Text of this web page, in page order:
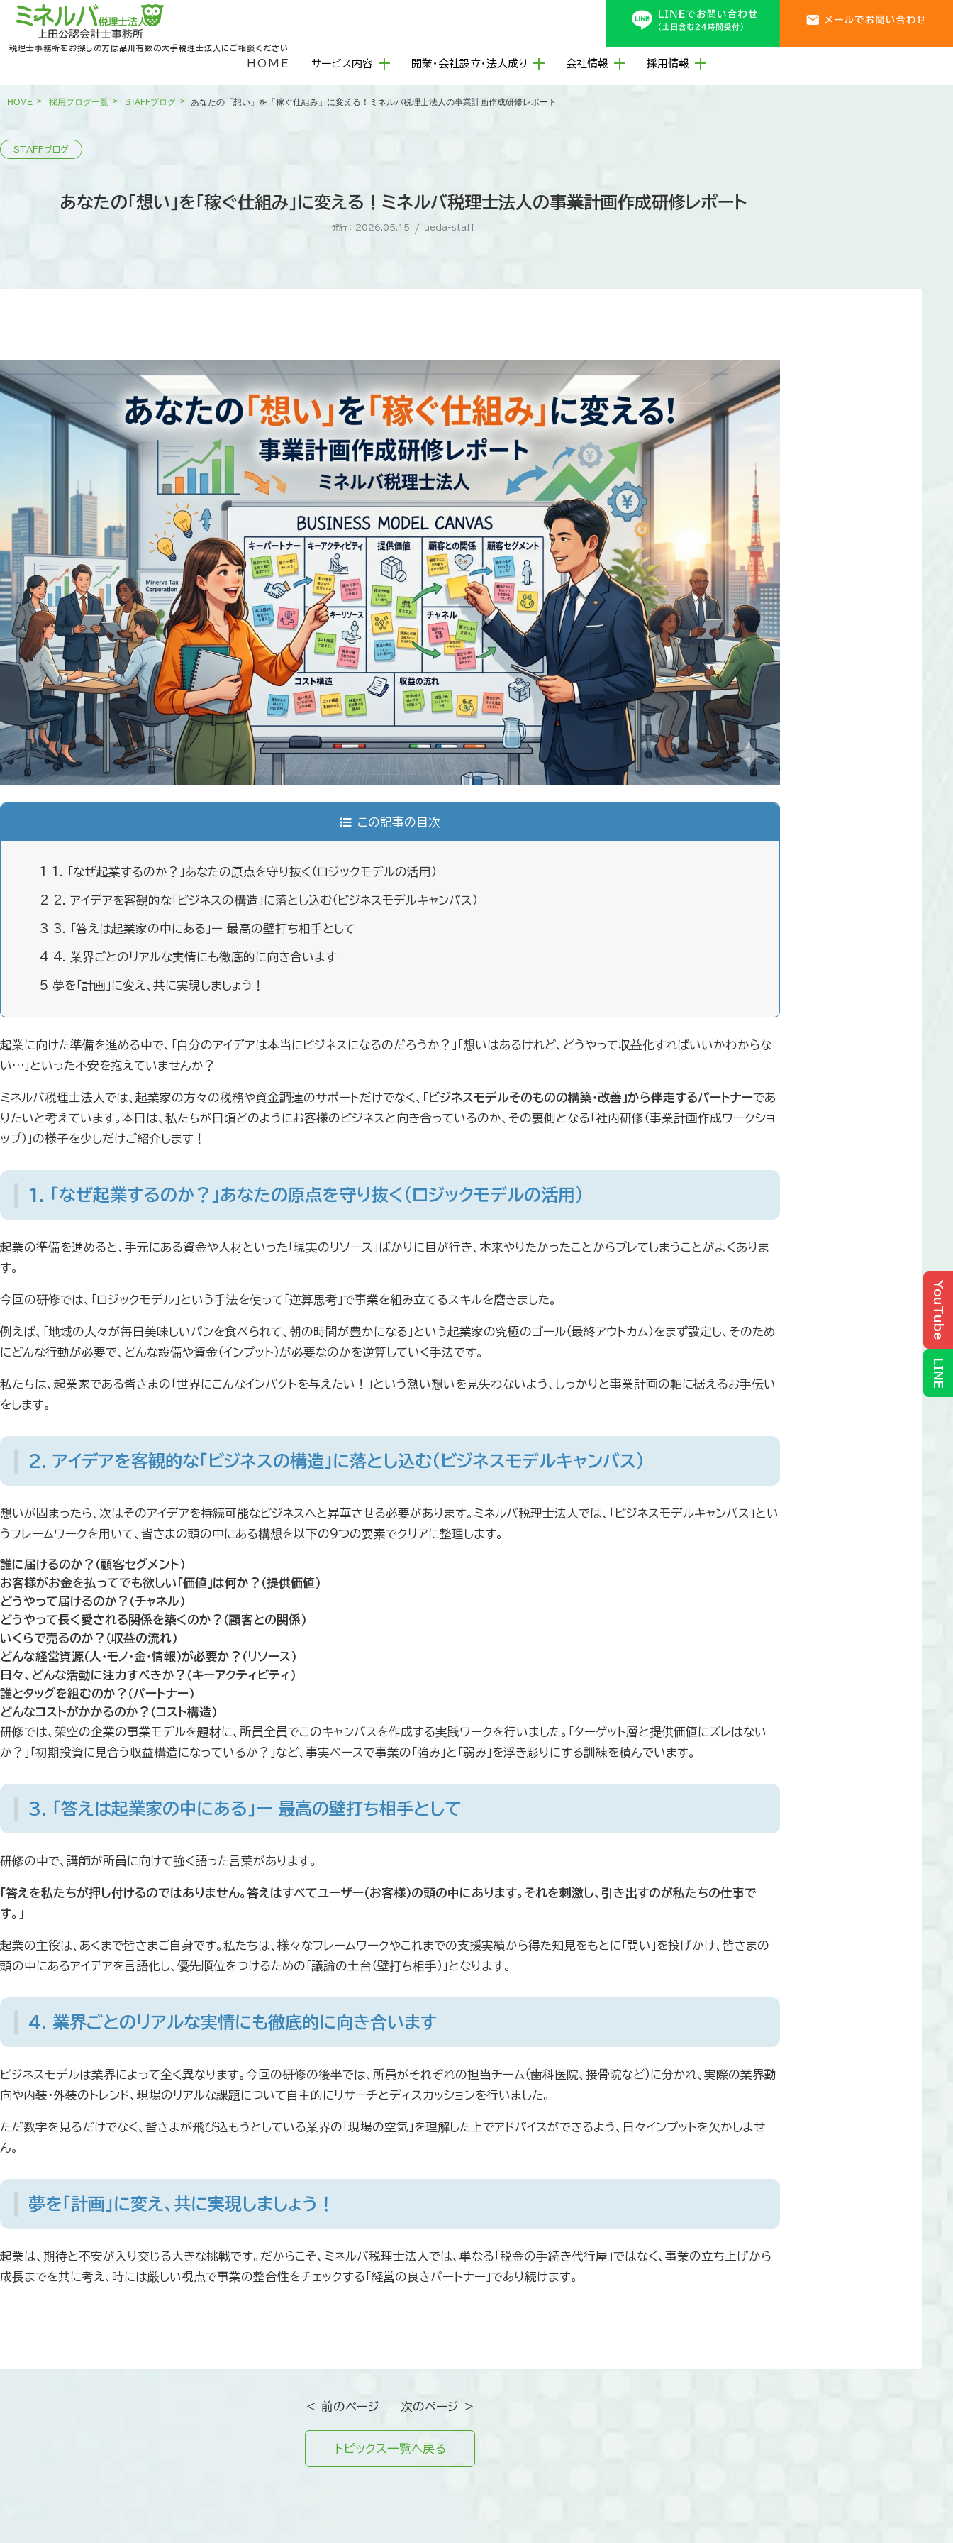
税理士事務所をお探しの方は品川有数の大手税理士法人にご相談ください
HOME サービス内容 開業・会社設立・法人成り 会社情報 採用情報
HOME 採用ブログ一覧 STAFFブログ あなたの「想い」を「稼ぐ仕組み」に変える！ミネルバ税理士法人の事業計画作成研修レポート
あなたの「想い」を「稼ぐ仕組み」に変える！ミネルバ税理士法人の事業計画作成研修レポート
発行： 2026.05.15 /ueda-staff
この記事の目次
1 1. 「なぜ起業するのか？」あなたの原点を守り抜く（ロジックモデルの活用）
2 2. アイデアを客観的な「ビジネスの構造」に落とし込む（ビジネスモデルキャンバス）
3 3. 「答えは起業家の中にある」ー 最高の壁打ち相手として
4 4. 業界ごとのリアルな実情にも徹底的に向き合います
5 夢を「計画」に変え、共に実現しましょう！
起業に向けた準備を進める中で、「自分のアイデアは本当にビジネスになるのだろうか？」「想いはあるけれど、どうやって収益化すればいいかわからな
い…」といった不安を抱えていませんか？
ミネルバ税理士法人では、起業家の方々の税務や資金調達のサポートだけでなく、 「ビジネスモデルそのものの構築・改善」から伴走するパートナーであ
りたいと考えています。本日は、私たちが日頃どのようにお客様のビジネスと向き合っているのか、その裏側となる「社内研修（事業計画作成ワークショ
ップ）」の様子を少しだけご紹介します！
1. 「なぜ起業するのか？」あなたの原点を守り抜く（ロジックモデルの活用）
起業の準備を進めると、手元にある資金や人材といった「現実のリソース」ばかりに目が行き、本来やりたかったことからブレてしまうことがよくありま
す。
今回の研修では、「ロジックモデル」という手法を使って「逆算思考」で事業を組み立てるスキルを磨きました。
例えば、「地域の人々が毎日美味しいパンを食べられて、朝の時間が豊かになる」という起業家の究極のゴール（最終アウトカム）をまず設定し、そのため
にどんな行動が必要で、どんな設備や資金（インプット）が必要なのかを逆算していく手法です。
私たちは、起業家である皆さまの「世界にこんなインパクトを与えたい！」という熱い想いを見失わないよう、しっかりと事業計画の軸に据えるお手伝い
をします。
2. アイデアを客観的な「ビジネスの構造」に落とし込む（ビジネスモデルキャンバス）
想いが固まったら、次はそのアイデアを持続可能なビジネスへと昇華させる必要があります。ミネルバ税理士法人では、「ビジネスモデルキャンバス」とい
うフレームワークを用いて、皆さまの頭の中にある構想を以下の9つの要素でクリアに整理します。
誰に届けるのか？（顧客セグメント）
お客様がお金を払ってでも欲しい「価値」は何か？（提供価値）
どうやって届けるのか？（チャネル）
どうやって長く愛される関係を築くのか？（顧客との関係）
いくらで売るのか？（収益の流れ）
どんな経営資源（人・モノ・金・情報）が必要か？（リソース）
日々、どんな活動に注力すべきか？（キーアクティビティ）
誰とタッグを組むのか？（パートナー）
どんなコストがかかるのか？（コスト構造）
研修では、架空の企業の事業モデルを題材に、所員全員でこのキャンバスを作成する実践ワークを行いました。「ターゲット層と提供価値にズレはない
か？」「初期投資に見合う収益構造になっているか？」など、事実ベースで事業の「強み」と「弱み」を浮き彫りにする訓練を積んでいます。
3. 「答えは起業家の中にある」ー 最高の壁打ち相手として
研修の中で、講師が所員に向けて強く語った言葉があります。
「答えを私たちが押し付けるのではありません。答えはすべてユーザー（お客様）の頭の中にあります。それを刺激し、引き出すのが私たちの仕事で
す。」
起業の主役は、あくまで皆さまご自身です。私たちは、様々なフレームワークやこれまでの支援実績から得た知見をもとに「問い」を投げかけ、皆さまの
頭の中にあるアイデアを言語化し、優先順位をつけるための「議論の土台（壁打ち相手）」となります。
4. 業界ごとのリアルな実情にも徹底的に向き合います
ビジネスモデルは業界によって全く異なります。今回の研修の後半では、所員がそれぞれの担当チーム（歯科医院、接骨院など）に分かれ、実際の業界動
向や内装・外装のトレンド、現場のリアルな課題について自主的にリサーチとディスカッションを行いました。
ただ数字を見るだけでなく、皆さまが飛び込もうとしている業界の「現場の空気」を理解した上でアドバイスができるよう、日々インプットを欠かしませ
ん。
夢を「計画」に変え、共に実現しましょう！
起業は、期待と不安が入り交じる大きな挑戦です。だからこそ、ミネルバ税理士法人では、単なる「税金の手続き代行屋」ではなく、事業の立ち上げから
成長までを共に考え、時には厳しい視点で事業の整合性をチェックする「経営の良きパートナー」であり続けます。
＜ 前のページ 次のページ ＞
トピックス一覧へ戻る
YouTube
LINE